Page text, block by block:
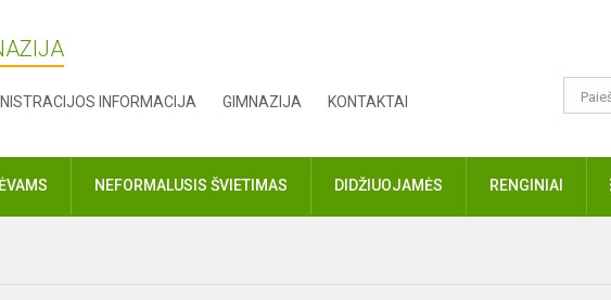
INFORMACIJA GIMNAZIJA KONTAKTAI
NEFORMALUSIS ŠVIETIMAS DIDŽIUOJAMĖS RENGINIAI